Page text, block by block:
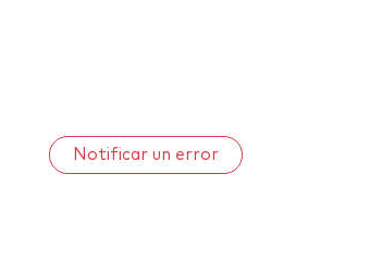
Notificar un error